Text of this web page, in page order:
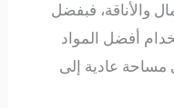
والأناقة، فبفضل
أفضل المواد
مساحة عادية إلى